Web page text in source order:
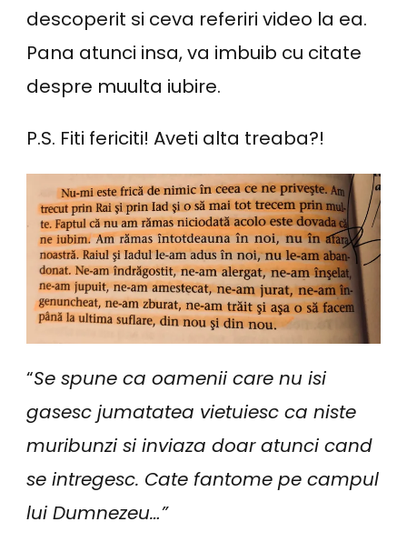
descoperit si ceva referiri video la ea.
Pana atunci insa, va imbuib cu citate
despre muulta iubire.
P.S. Fiti fericiti! Aveti alta treaba?!
“Se spune ca oamenii care nu isi
gasesc jumatatea vietuiesc ca niste
muribunzi si inviaza doar atunci cand
se intregesc. Cate fantome pe campul
lui Dumnezeu…”